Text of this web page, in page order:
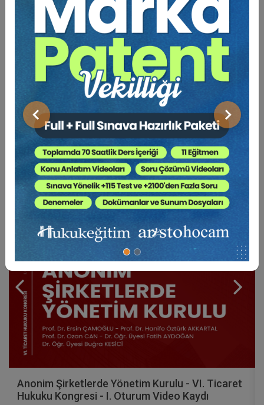
Önceki Sonraki
Başuzmanı): Rekabet Kurulunun Perakende
Piyasasındaki Soruşturmaları ve Kartel İddiaları
Hakkında Değerlendirme
BENZER VIDEO EĞITIMLER
Video Eğitim Abonesi Ol: Sadece 5490 TL / Yıllık
Tüketici Hukuku Enstitüsü
Anonim Şirketlerde Yönetim Kurulu - VI. Ticaret
Hukuku Kongresi - I. Oturum Video Kaydı